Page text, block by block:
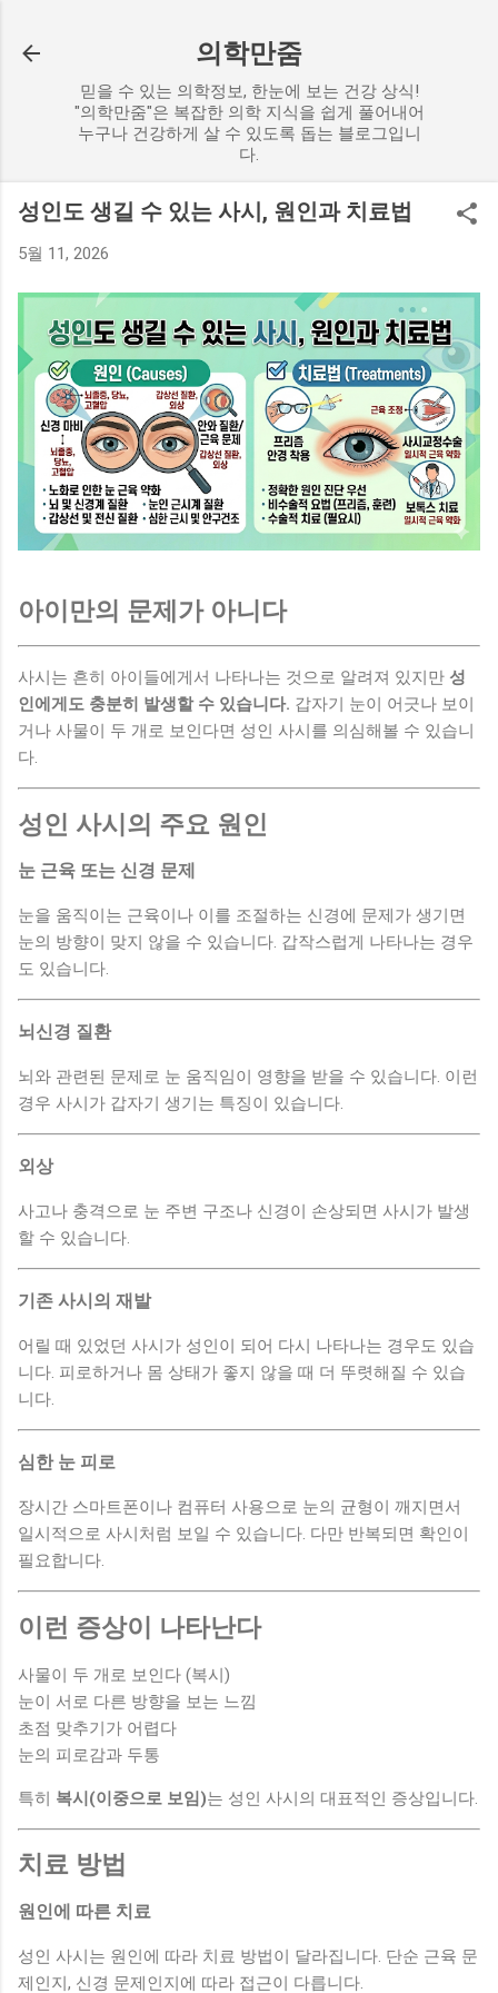
의학만줌
믿을 수 있는 의학정보, 한눈에 보는 건강 상식!
"의학만줌"은 복잡한 의학 지식을 쉽게 풀어내어
누구나 건강하게 살 수 있도록 돕는 블로그입니
다.
성인도 생길 수 있는 사시, 원인과 치료법
5월 11, 2026
아이만의 문제가 아니다
사시는 흔히 아이들에게서 나타나는 것으로 알려져 있지만 성
인에게도 충분히 발생할 수 있습니다. 갑자기 눈이 어긋나 보이
거나 사물이 두 개로 보인다면 성인 사시를 의심해볼 수 있습니
다.
성인 사시의 주요 원인
눈 근육 또는 신경 문제
눈을 움직이는 근육이나 이를 조절하는 신경에 문제가 생기면
눈의 방향이 맞지 않을 수 있습니다. 갑작스럽게 나타나는 경우
도 있습니다.
뇌신경 질환
뇌와 관련된 문제로 눈 움직임이 영향을 받을 수 있습니다. 이런
경우 사시가 갑자기 생기는 특징이 있습니다.
외상
사고나 충격으로 눈 주변 구조나 신경이 손상되면 사시가 발생
할 수 있습니다.
기존 사시의 재발
어릴 때 있었던 사시가 성인이 되어 다시 나타나는 경우도 있습
니다. 피로하거나 몸 상태가 좋지 않을 때 더 뚜렷해질 수 있습
니다.
심한 눈 피로
장시간 스마트폰이나 컴퓨터 사용으로 눈의 균형이 깨지면서
일시적으로 사시처럼 보일 수 있습니다. 다만 반복되면 확인이
필요합니다.
이런 증상이 나타난다
사물이 두 개로 보인다 (복시)
눈이 서로 다른 방향을 보는 느낌
초점 맞추기가 어렵다
눈의 피로감과 두통
특히 복시(이중으로 보임)는 성인 사시의 대표적인 증상입니다.
치료 방법
원인에 따른 치료
성인 사시는 원인에 따라 치료 방법이 달라집니다. 단순 근육 문
제인지, 신경 문제인지에 따라 접근이 다릅니다.